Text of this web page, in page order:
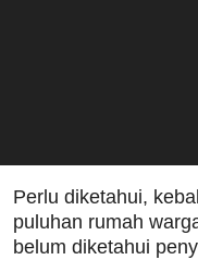
Perlu diketahui,
puluhan rumah
belum diketahui